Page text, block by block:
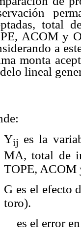
total
ACOM y
a
monta
lineal
Yij es la
MA, total de
TOPE, ACOM
G es el efecto
toro).
es el error